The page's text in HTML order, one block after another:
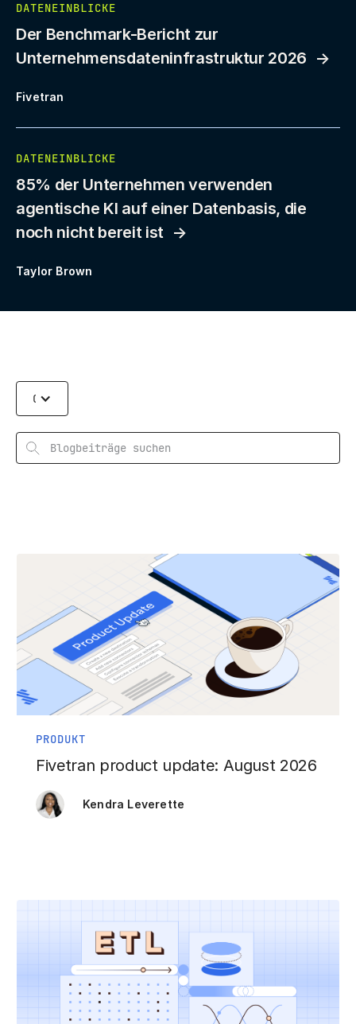
DATENEINBLICKE
Der Benchmark-Bericht zur
Unternehmensdateninfrastruktur 2026
Fivetran
DATENEINBLICKE
85% der Unternehmen verwenden
agentische KI auf einer Datenbasis, die
noch nicht bereit ist
Taylor Brown
Categories
Suchen
PRODUKT
Fivetran product update: August 2026
Kendra Leverette